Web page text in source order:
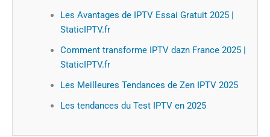
Les Avantages de IPTV Essai Gratuit 2025 |
StaticIPTV.fr
Comment transforme IPTV dazn France 2025 |
StaticIPTV.fr
Les Meilleures Tendances de Zen IPTV 2025
Les tendances du Test IPTV en 2025